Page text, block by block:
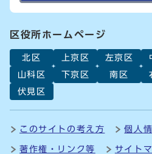
区役所ホームページ
北区 上京区 左京区
山科区
下京区 南区
伏見区
このサイトの考え方 個人
著作権・リンク等 サイト